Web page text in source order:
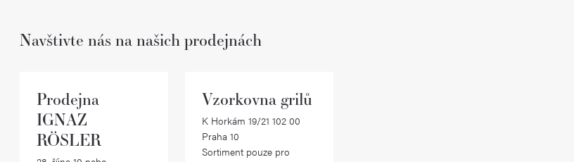
Navštivte nás na našich prodejnách
Prodejna
IGNAZ
RÖSLER
Vzorkovna grilů
K Horkám 19/21 102 00
Praha 10
Sortiment pouze pro